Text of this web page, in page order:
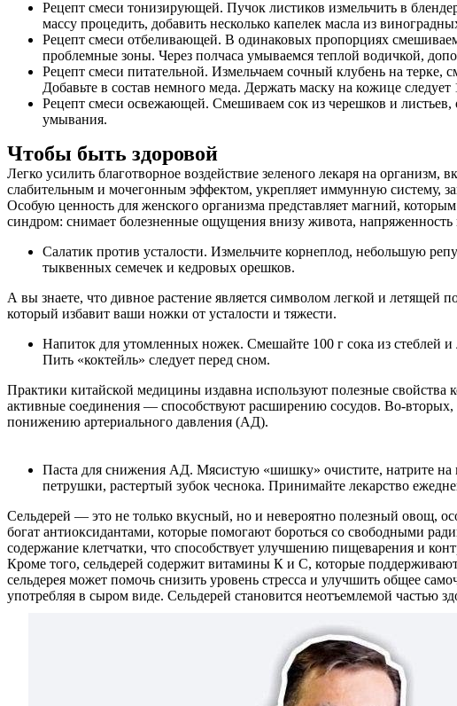
Рецепт смеси тонизирующей. Пучок листиков измельчить в
массу процедить, добавить несколько капелек масла из
Рецепт смеси отбеливающей. В одинаковых пропорциях
проблемные зоны. Через полчаса умываемся теплой водичкой,
Рецепт смеси питательной. Измельчаем сочный клубень на
Добавьте в состав немного меда. Держать маску на кожице следует
Рецепт смеси освежающей. Смешиваем сок из черешков и листьев,
умывания.
Чтобы быть здоровой
Легко усилить благотворное воздействие зеленого лекаря на
слабительным и мочегонным эффектом, укрепляет иммунную систему,
Особую ценность для женского организма представляет магний,
синдром: снимает болезненные ощущения внизу живота, напряженность
Салатик против усталости. Измельчите корнеплод, небольшую
тыквенных семечек и кедровых орешков.
А вы знаете, что дивное растение является символом легкой и
который избавит ваши ножки от усталости и тяжести.
Напиток для утомленных ножек. Смешайте 100 г сока из стеблей
Пить «коктейль» следует перед сном.
Практики китайской медицины издавна используют полезные
активные соединения — способствуют расширению сосудов. Во-
понижению артериального давления (АД).
Паста для снижения АД. Мясистую «шишку» очистите, натрите на
петрушки, растертый зубок чеснока. Принимайте лекарство
Сельдерей — это не только вкусный, но и невероятно полезный овощ,
богат антиоксидантами, которые помогают бороться со свободными
содержание клетчатки, что способствует улучшению пищеварения и
Кроме того, сельдерей содержит витамины К и С, которые
сельдерея может помочь снизить уровень стресса и улучшить общее
употребляя в сыром виде. Сельдерей становится неотъемлемой частью